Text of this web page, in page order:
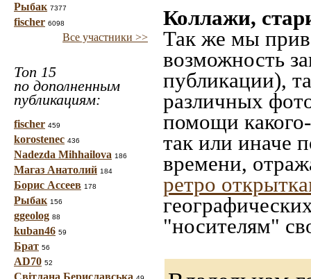
Рыбак 7377
fischer 6098
Все участники >>
Топ 15
по дополненным
публикациям:
fischer 459
korostenec 436
Nadezda Mihhailova 186
Магаз Анатолий 184
Борис Ассеев 178
Рыбак 156
ggeolog 88
kuban46 59
Брат 56
AD70 52
Світлана Бериславська
Коллажи,
Так же мы
возможность
публикации),
различных
помощи
так или иначе
времени,
ретро
"носителям"